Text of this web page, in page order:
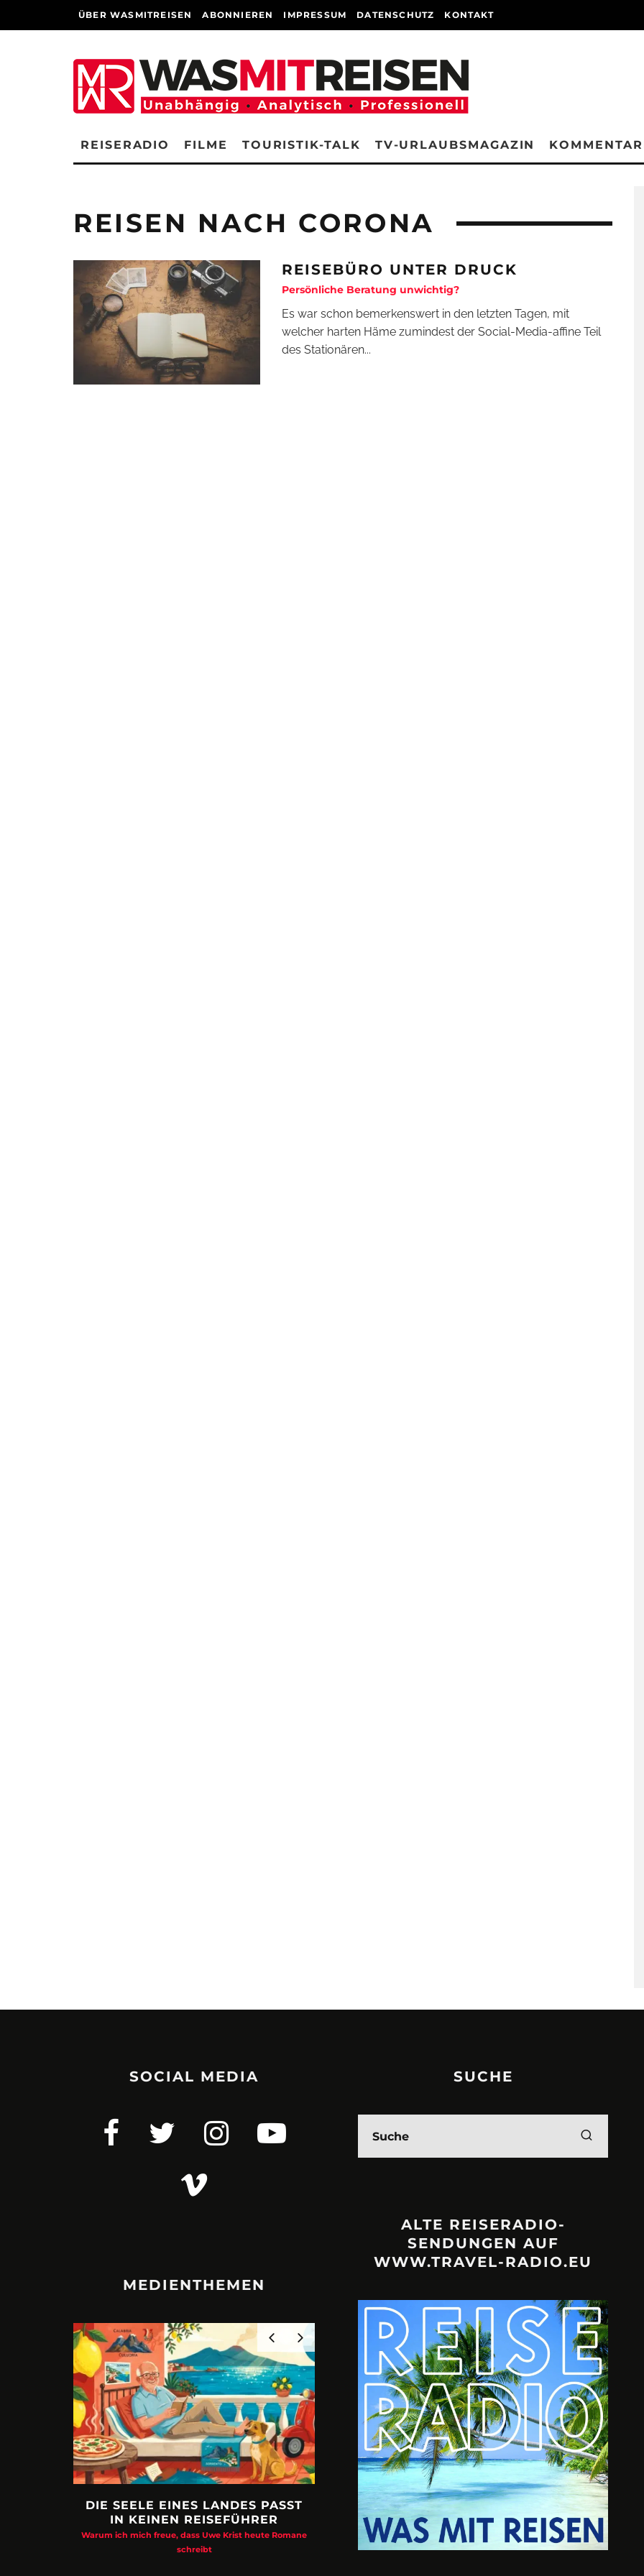
ÜBER WASMITREISEN ABONNIEREN IMPRESSUM DATENSCHUTZ KONTAKT
REISERADIO FILME TOURISTIK-TALK TV-URLAUBSMAGAZIN
REISEN NACH CORONA
REISEBÜRO UNTER DRUCK
Persönliche Beratung unwichtig?
Es war schon bemerkenswert in den letzten Tagen, mit
welcher harten Häme zumindest der Social-Media-affine Teil
des Stationären...
SOCIAL MEDIA
MEDIENTHEMEN
DIE SEELE EINES LANDES PASST
IN KEINEN REISEFÜHRER
Warum ich mich freue, dass Uwe Krist heute Romane
schreibt
URLAUBSFRUST – IST REISEN
KAPUTT?
Philipp Laage „Travel is broken“ - Wege aus der
Urlaubsfalle
A3M –
Mit Krisen-
SUCHE
ALTE REISERADIO-
SENDUNGEN AUF
WWW.TRAVEL-RADIO.EU